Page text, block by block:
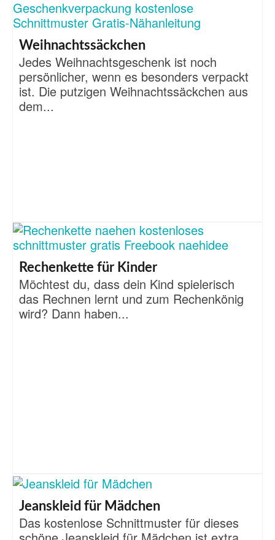
Weihnachtssäckchen
Jedes Weihnachtsgeschenk ist noch
persönlicher, wenn es besonders verpackt
ist. Die putzigen Weihnachtssäckchen aus
dem...
Rechenkette für Kinder
Möchtest du, dass dein Kind spielerisch
das Rechnen lernt und zum Rechenkönig
wird? Dann haben...
Jeanskleid für Mädchen
Das kostenlose Schnittmuster für dieses